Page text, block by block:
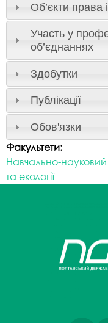
Об’єкти права
Участь у
об’єднаннях
Здобутки
Публікації
Обов'язки
Факультети:
Навчально-науковий
та екології